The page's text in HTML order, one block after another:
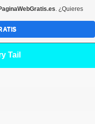
Tail
. ¿Quieres